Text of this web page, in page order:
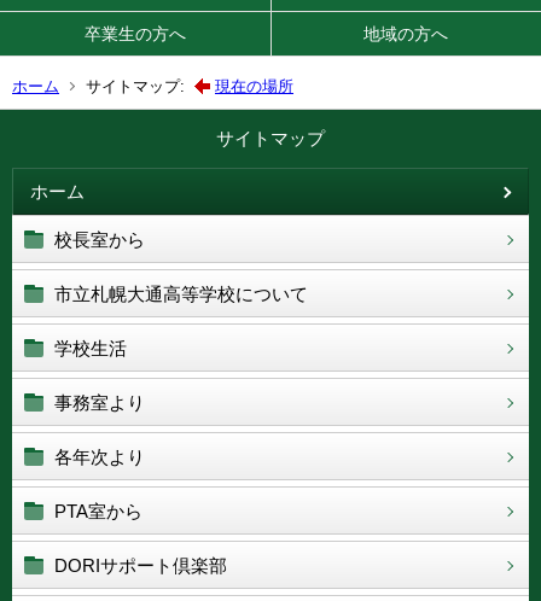
卒業生の方へ 地域の方へ
ホーム サイトマップ: 現在の場所
サイトマップ
ホーム
校長室から
市立札幌大通高等学校について
学校生活
事務室より
各年次より
PTA室から
DORIサポート倶楽部